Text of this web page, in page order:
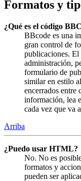
Formatos y
¿Qué es el código
BBcode es una
gran control de
publicaciones. El
administración,
formulario de
similar en estilo
encerrados entre
información, lea
cada vez que va
Arriba
¿Puedo usar HTML?
No. No es
formatos y
pueden ser